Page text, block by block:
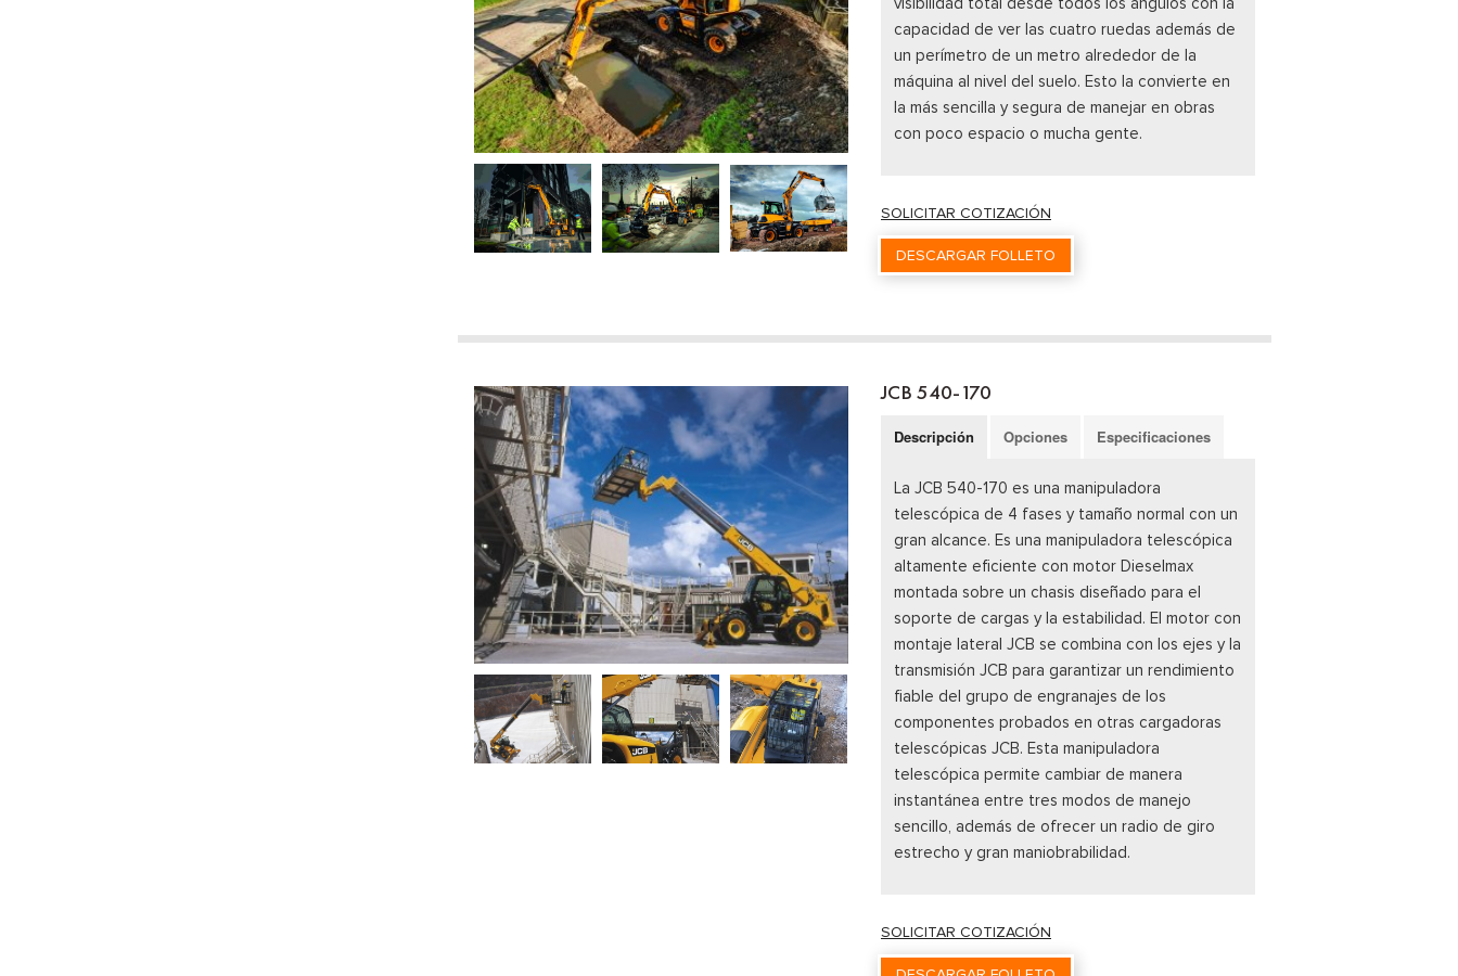
capacidad de ver las cuatro ruedas además de
un perímetro de un metro alrededor de la
máquina al nivel del suelo. Esto la convierte en
la más sencilla y segura de manejar en obras
con poco espacio o mucha gente.
SOLICITAR COTIZACIÓN
DESCARGAR FOLLETO
JCB 540-170
Descripción Opciones Especificaciones
La JCB 540-170 es una manipuladora
telescópica de 4 fases y tamaño normal con un
gran alcance. Es una manipuladora telescópica
altamente eficiente con motor Dieselmax
montada sobre un chasis diseñado para el
soporte de cargas y la estabilidad. El motor con
montaje lateral JCB se combina con los ejes y la
transmisión JCB para garantizar un rendimiento
fiable del grupo de engranajes de los
componentes probados en otras cargadoras
telescópicas JCB. Esta manipuladora
telescópica permite cambiar de manera
instantánea entre tres modos de manejo
sencillo, además de ofrecer un radio de giro
estrecho y gran maniobrabilidad.
SOLICITAR COTIZACIÓN